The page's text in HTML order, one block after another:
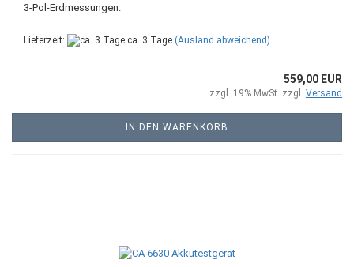
3-Pol-Erdmessungen.
Lieferzeit: ca. 3 Tage (Ausland abweichend)
559,00 EUR
zzgl. 19% MwSt. zzgl. Versand
IN DEN WARENKORB